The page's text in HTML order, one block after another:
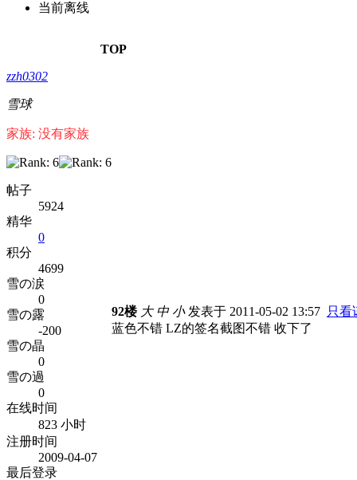
当前离线
TOP
zzh0302
雪球
家族: 没有家族
帖子
5924
精华
0
积分
4699
雪の涙
0
雪の露
-200
雪の晶
0
雪の過
0
在线时间
823 小时
注册时间
2009-04-07
最后登录
92楼 大 中 小发表于 2011-05-02 13:57 只看
蓝色不错 LZ的签名截图不错 收下了